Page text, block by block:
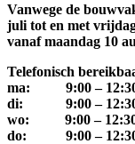
Vanwege de
juli tot en met
vanaf maandag 10
Telefonisch
ma: 9:00 –
di: 9:00 –
wo: 9:00 –
do: 9:00 –